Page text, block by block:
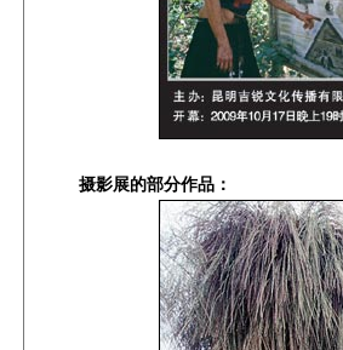
摄影展的部分作品：